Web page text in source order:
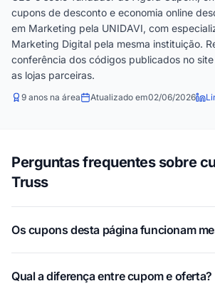
cupons de desconto e economia online
em Marketing pela UNIDAVI, com
Marketing Digital pela mesma instituição.
conferência dos códigos publicados no
as lojas parceiras.
9 anos na área Atualizado em02/06/2026
Perguntas frequentes sobre
Truss
Os cupons desta página funcionam
Qual a diferença entre cupom e oferta?